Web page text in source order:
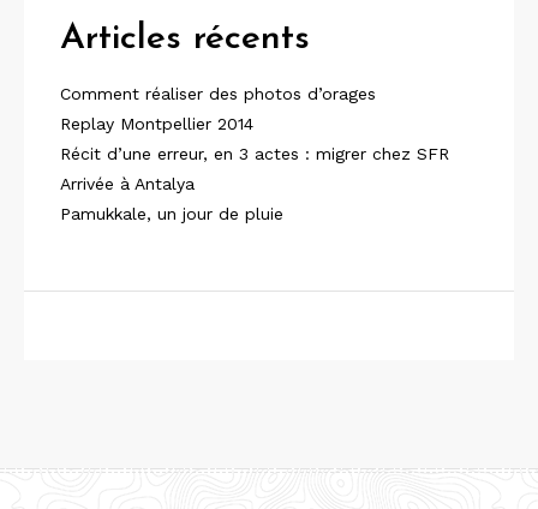
Articles récents
Comment réaliser des photos d’orages
Replay Montpellier 2014
Récit d’une erreur, en 3 actes : migrer chez SFR
Arrivée à Antalya
Pamukkale, un jour de pluie